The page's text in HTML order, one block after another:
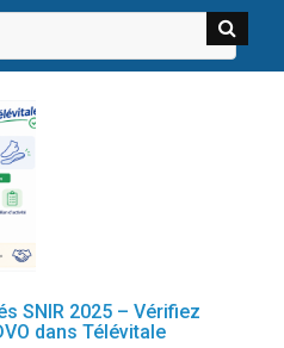
SNIR 2025 – Vérifiez
dans Télévitale